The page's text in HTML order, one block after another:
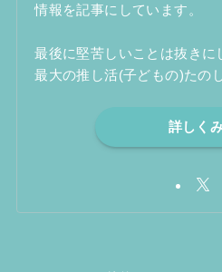
情報を記事にしています。
最後に堅苦しいことは抜き
最大の推し活(子どもの)たの
詳しく